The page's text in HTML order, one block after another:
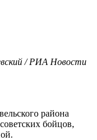
/ РИА Новости
района
бойцов,